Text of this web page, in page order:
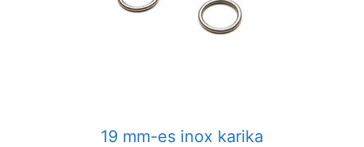
19 mm-es inox karika